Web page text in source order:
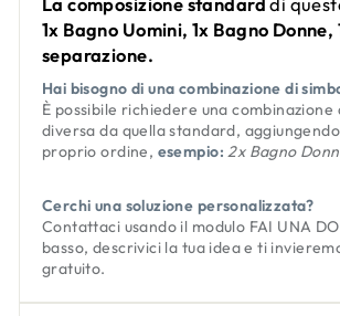
1x Bagno Uomini, 1x Bagno Donne,
separazione.
Hai bisogno di una combinazione di
È possibile richiedere una combinazione
diversa da quella standard,
proprio ordine, esempio: 2x Bagno
Cerchi una soluzione personalizzata?
Contattaci usando il modulo FAI UNA
basso, descrivici la tua idea e ti
gratuito.